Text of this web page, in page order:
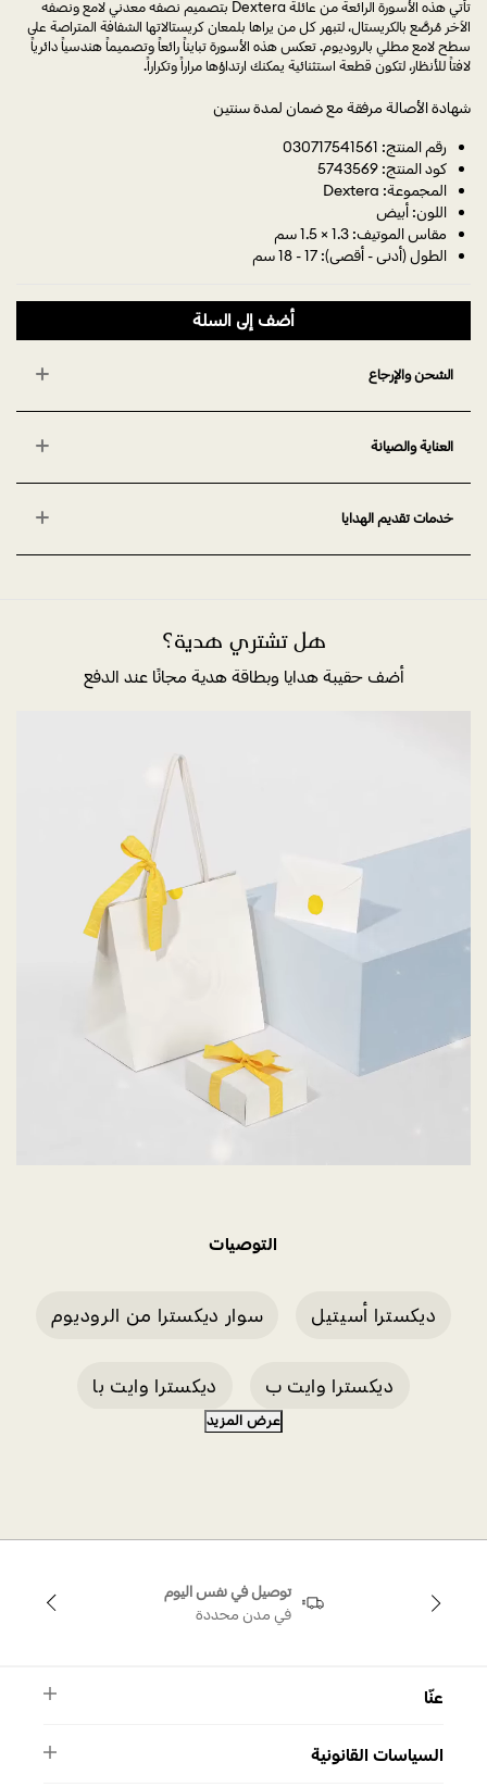
تأتي هذه الأسورة الرائعة من عائلة Dextera بتصميم نصفه معدني لامع ونصفه
الآخر مُرصَّع بالكريستال، لتبهر كل من يراها بلمعان كريستالاتها الشفافة المتراصة على
سطح لامع مطلي بالروديوم. تعكس هذه الأسورة تبايناً رائعاً وتصميماً هندسياً دائرياً
لافتاً للأنظار، لتكون قطعة استثنائية يمكنك ارتداؤها مراراً وتكراراً.
شهادة الأصالة مرفقة مع ضمان لمدة سنتين
رقم المنتج: 030717541561
كود المنتج: 5743569
المجموعة: Dextera
اللون: أبيض
مقاس الموتيف: 1.3 × 1.5 سم
الطول (أدنى - أقصى): 17 - 18 سم
أضف إلى السلة
الشحن والإرجاع
العناية والصيانة
خدمات تقديم الهدايا
هل تشتري هدية؟
أضف حقيبة هدايا وبطاقة هدية مجانًا عند الدفع
التوصيات
ديكسترا أسيتيل سوار ديكسترا من الروديوم
ديكسترا وايت ب ديكسترا وايت با
عرض المزيد
توصيل في نفس اليوم
في مدن محددة
عنّا
الأسئلة الشائعة
السياسات القانونية